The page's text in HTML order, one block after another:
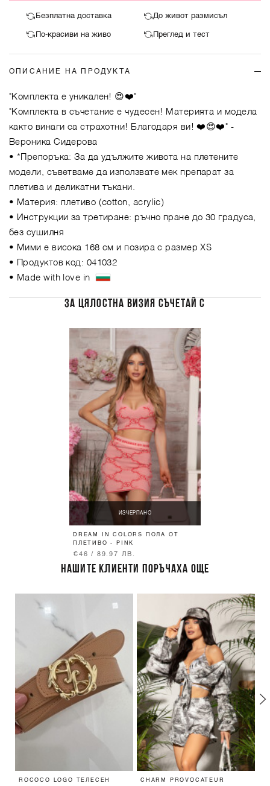
Безплатна доставка До живот размисъл
По-красиви на живо Преглед и тест
ОПИСАНИЕ НА ПРОДУКТА
"Комплекта е уникален! 😍❤️"
"Комплекта в съчетание е чудесен! Материята и модела
както винаги са страхотни! Благодаря ви! ❤️😍❤️" -
Вероника Сидерова
• *Препоръка: За да удължите живота на плетените
модели, съветваме да използвате мек препарат за
плетива и деликатни тъкани.
• Материя: плетиво (cotton, acrylic)
• Инструкции за третиране: ръчно пране до 30 градуса,
без сушилня
• Мими е висока 168 см и позира с размер XS
• Продуктов код: 041032
• Made with love in
ЗА ЦЯЛОСТНА ВИЗИЯ СЪЧЕТАЙ С
ИЗЧЕРПАНО
DREAM IN COLORS ПОЛА ОТ
ПЛЕТИВО - PINK
€46 / 89.97 ЛВ.
НАШИТЕ КЛИЕНТИ ПОРЪЧАХА ОЩЕ
ROCOCO LOGO ТЕЛЕСЕН
CHARM PROVOCATEUR